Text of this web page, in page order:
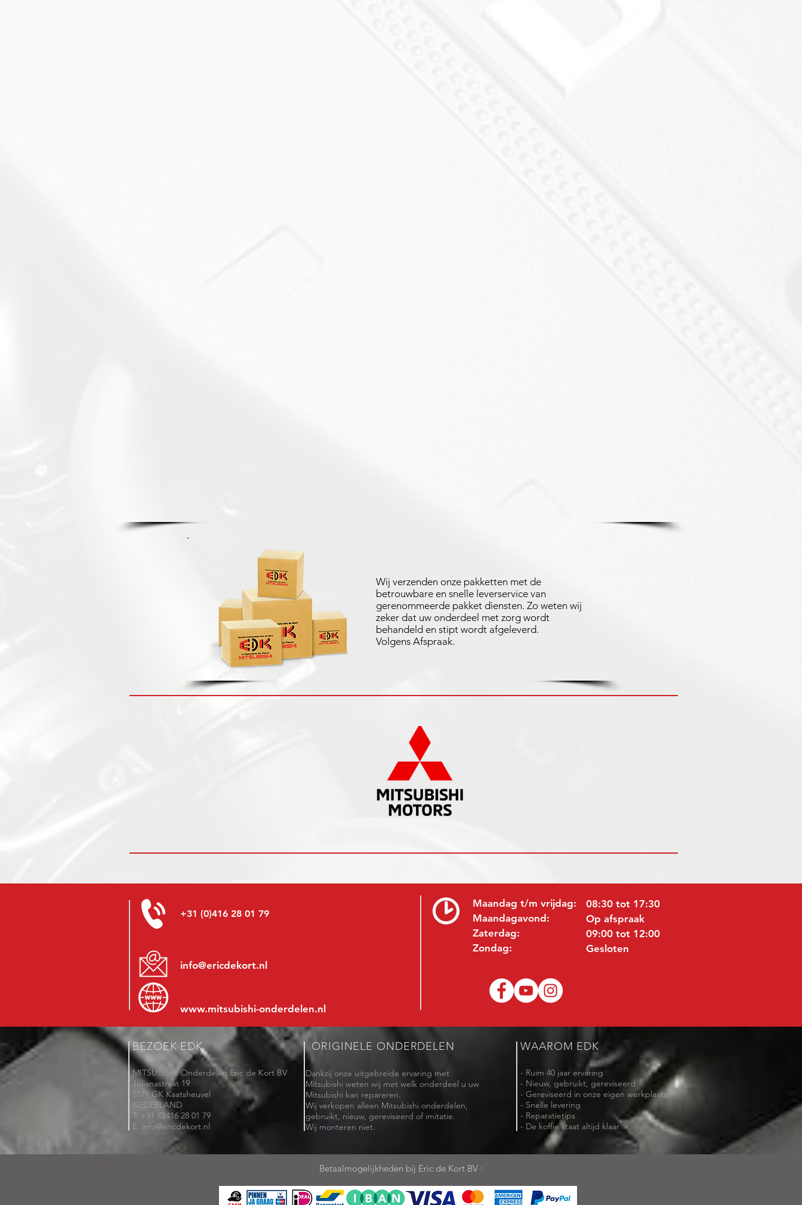
Wij verzenden onze pakketten met de
betrouwbare en snelle leverservice van
gerenommeerde pakket diensten. Zo weten wij
zeker dat uw onderdeel met zorg wordt
behandeld en stipt wordt afgeleverd.
Volgens Afspraak.
+31 (0)416 28 01 79
info@ericdekort.nl
www.mitsubishi-onderdelen.nl
Maandag t/m vrijdag:
Maandagavond:
Zaterdag:
Zondag:
08:30 tot 17:30
Op afspraak
09:00 tot 12:00
Gesloten
BEZOEK EDK
MITSUBISHI Onderdelen Eric de Kort BV
Julianastraat 19
5171 GK Kaatsheuvel
NEDERLAND
T: +31 (0)416 28 01 79
E: info@ericdekort.nl
ORIGINELE ONDERDELEN
Dankzij onze uitgebreide ervaring met
Mitsubishi weten wij met welk onderdeel u uw
Mitsubishi kan repareren.
Wij verkopen alleen Mitsubishi onderdelen,
gebruikt, nieuw, gereviseerd of imitatie.
Wij monteren niet.
WAAROM EDK
- Ruim 40 jaar ervaring
- Nieuw, gebruikt, gereviseerd
- Gereviseerd in onze eigen werkplaats
- Snelle levering
- Reparatietips
- De koffie staat altijd klaar
Betaalmogelijkheden bij Eric de Kort BV :